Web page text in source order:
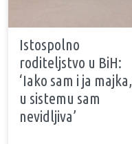
Istospolno
roditeljstvo u BiH:
‘Iako sam i ja majka,
u sistemu sam
nevidljiva’